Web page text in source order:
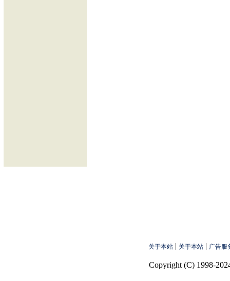
关于本站 | 关于本站 | 广告服
Copyright (C) 1998-